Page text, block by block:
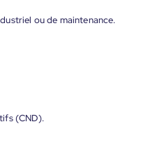
ou de maintenance.
(CND).